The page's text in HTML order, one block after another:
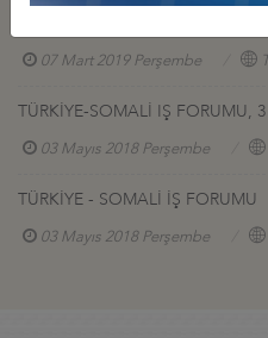
07 Mart 2019 Perşembe
TÜRKİYE-SOMALİ IŞ FORUMU,
03 Mayıs 2018 Perşembe
TÜRKİYE - SOMALİ İŞ FORUMU
03 Mayıs 2018 Perşembe